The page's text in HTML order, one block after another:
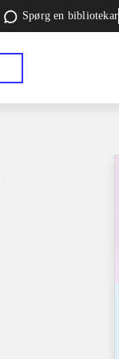
Spørg en bibliotekar